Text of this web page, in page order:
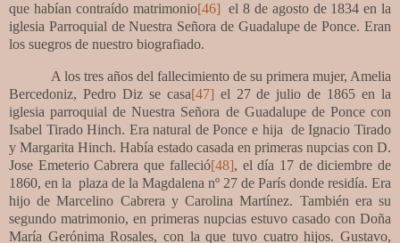
que habían contraído matrimonio[46] el 8 de agosto de 1834 en la
iglesia Parroquial de Nuestra Señora de Guadalupe de Ponce. Eran
los suegros de nuestro biografiado.
A los tres años del fallecimiento de su primera mujer, Amelia
Bercedoniz, Pedro Diz se casa[47] el 27 de julio de 1865 en la
iglesia parroquial de Nuestra Señora de Guadalupe de Ponce con
Isabel Tirado Hinch. Era natural de Ponce e hija de Ignacio Tirado
y Margarita Hinch. Había estado casada en primeras nupcias con D.
Jose Emeterio Cabrera que falleció[48], el día 17 de diciembre de
1860, en la plaza de la Magdalena nº 27 de París donde residía. Era
hijo de Marcelino Cabrera y Carolina Martínez. También era su
segundo matrimonio, en primeras nupcias estuvo casado con Doña
María Gerónima Rosales, con la que tuvo cuatro hijos. Gustavo,